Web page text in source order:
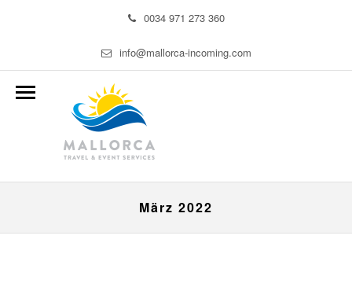
0034 971 273 360
info@mallorca-incoming.com
März 2022